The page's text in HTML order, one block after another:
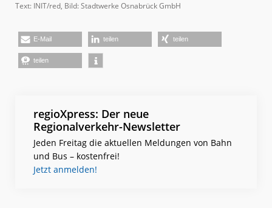
Text: INIT/red, Bild: Stadtwerke Osnabrück GmbH
E-Mail teilen teilen
teilen
regioXpress: Der neue
Regionalverkehr-Newsletter
Jeden Freitag die aktuellen Meldungen von Bahn
und Bus – kostenfrei!
Jetzt anmelden!